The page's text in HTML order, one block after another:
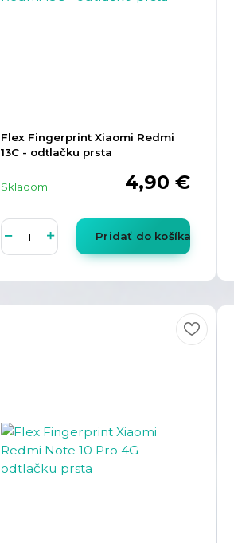
Flex Fingerprint Xiaomi Redmi
13C - odtlačku prsta
4,90 €
Skladom
Pridať do košíka